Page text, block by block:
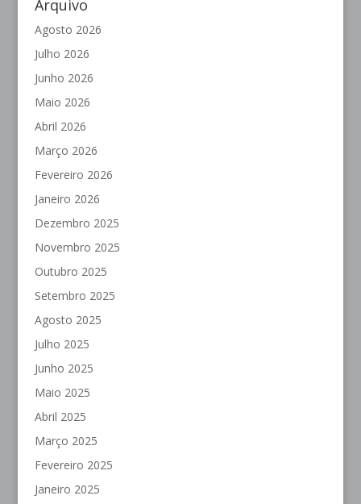
Arquivo
Agosto 2026
Julho 2026
Junho 2026
Maio 2026
Abril 2026
Março 2026
Fevereiro 2026
Janeiro 2026
Dezembro 2025
Novembro 2025
Outubro 2025
Setembro 2025
Agosto 2025
Julho 2025
Junho 2025
Maio 2025
Abril 2025
Março 2025
Fevereiro 2025
Janeiro 2025